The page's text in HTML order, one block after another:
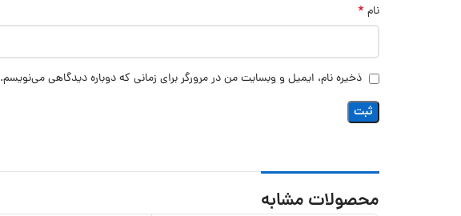
نام *
ذخیره نام، ایمیل و وبسایت من در مرورگر برای زمانی که دوباره دیدگاهی می‌نویسم.
محصولات مشابه